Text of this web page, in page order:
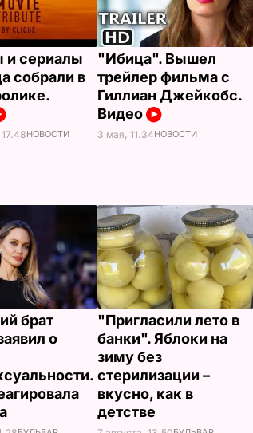
сериалы
собрали в
НОВОСТИ
"Ибица". Вышел
трейлер фильма с
Гиллиан Джейкобс.
Видео
3 мая, 11.34НОВОСТИ
брат
о
"Пригласили лето в
банки". Яблоки на
зиму без
стерилизации –
вкусно, как в
детстве